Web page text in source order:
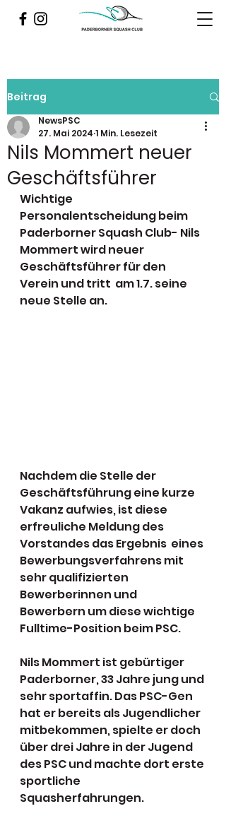
Beitrag
Nils Mommert neuer
Geschäftsführer
NewsPSC
27. Mai 2024 1 Min. Lesezeit
Wichtige
Personalentscheidung beim
Paderborner Squash Club- Nils
Mommert wird neuer
Geschäftsführer für den
Verein und tritt  am 1.7. seine
neue Stelle an.
Nachdem die Stelle der
Geschäftsführung eine kurze
Vakanz aufwies, ist diese
erfreuliche Meldung des
Vorstandes das Ergebnis  eines
Bewerbungsverfahrens mit
sehr qualifizierten
Bewerberinnen und
Bewerbern um diese wichtige
Fulltime-Position beim PSC.
Nils Mommert ist gebürtiger
Paderborner, 33 Jahre jung und
sehr sportaffin. Das PSC-Gen
hat er bereits als Jugendlicher
mitbekommen, spielte er doch
über drei Jahre in der Jugend
des PSC und machte dort erste
sportliche
Squasherfahrungen.